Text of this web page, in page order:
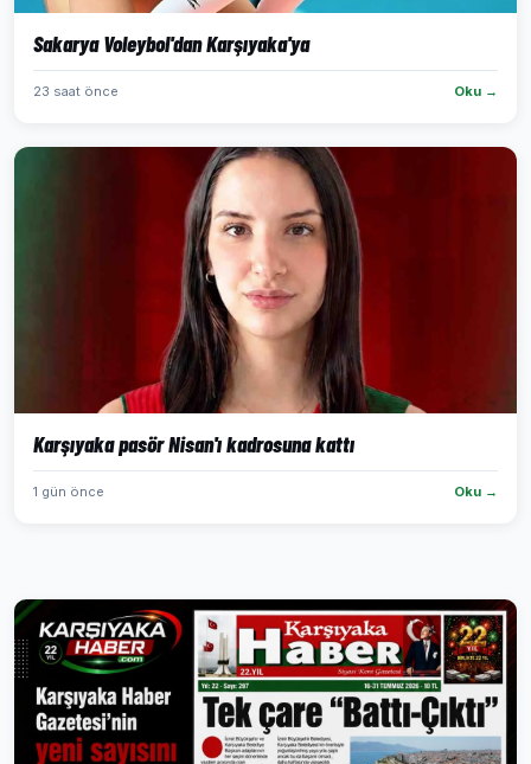
Sakarya Voleybol'dan Karşıyaka'ya
23 saat önce Oku →
Karşıyaka pasör Nisan'ı kadrosuna kattı
1 gün önce Oku →